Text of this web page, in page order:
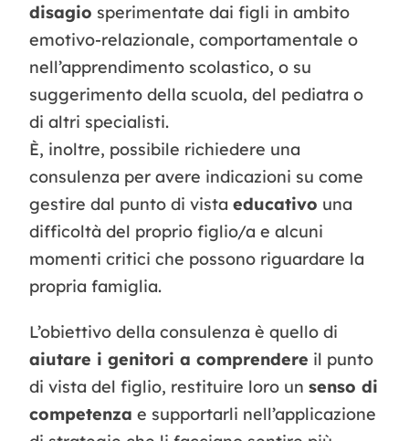
disagio sperimentate dai figli in ambito
emotivo-relazionale, comportamentale o
nell’apprendimento scolastico, o su
suggerimento della scuola, del pediatra o
di altri specialisti.
È, inoltre, possibile richiedere una
consulenza per avere indicazioni su come
gestire dal punto di vista educativo una
difficoltà del proprio figlio/a e alcuni
momenti critici che possono riguardare la
propria famiglia.
L’obiettivo della consulenza è quello di
aiutare i genitori a comprendere il punto
di vista del figlio, restituire loro un senso di
competenza e supportarli nell’applicazione